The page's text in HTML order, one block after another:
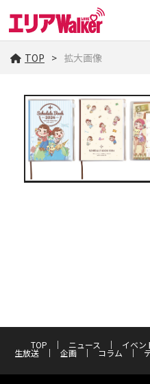
TOP 拡大画像
TOP ニュース イベン
生放送 企画 コラム